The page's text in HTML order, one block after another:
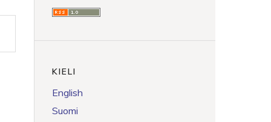
KIELI
English
Suomi